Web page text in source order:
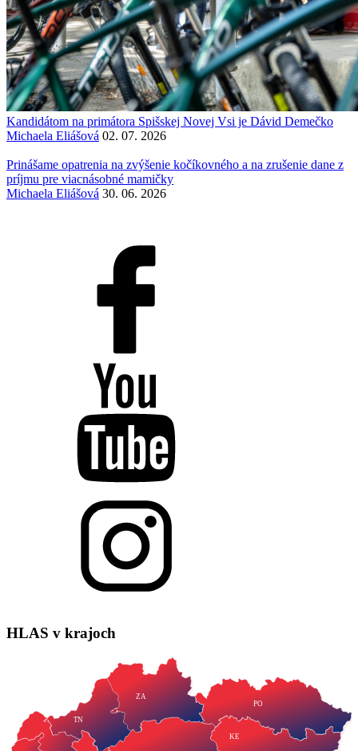
Kandidátom na primátora Spišskej Novej Vsi je Dávid Demečko
Michaela Eliášová 02. 07. 2026
Prinášame opatrenia na zvýšenie kočíkovného a na zrušenie dane z
príjmu pre viacnásobné mamičky
Michaela Eliášová 30. 06. 2026
HLAS v krajoch
TN
ZA
PO
KE